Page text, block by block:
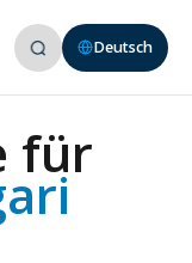
Deutsch
für